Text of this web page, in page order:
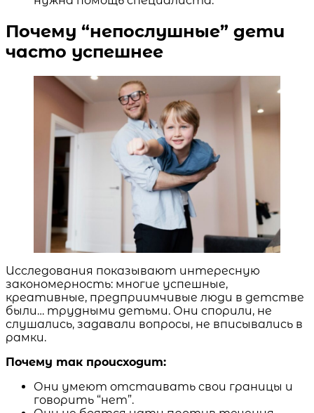
Почему “непослушные” дети
часто успешнее
Исследования показывают интересную
закономерность: многие успешные,
креативные, предприимчивые люди в детстве
были… трудными детьми. Они спорили, не
слушались, задавали вопросы, не вписывались в
рамки.
Почему так происходит:
Они умеют отстаивать свои границы и
говорить “нет”.